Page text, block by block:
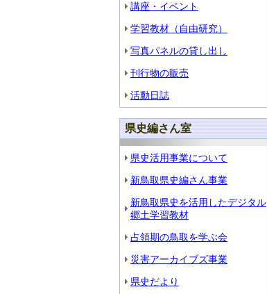
講座・イベント
学習教材（自由研究）
写真パネルの貸し出し
刊行物の販売
活動日誌
県史編さん室
県史活用事業について
新鳥取県史編さん事業
新鳥取県史を活用したデジタル
郷土学習教材
占領期の鳥取を学ぶ会
災害アーカイブズ事業
県史だより